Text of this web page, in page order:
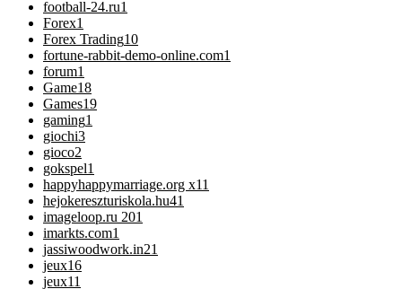
football-24.ru1
Forex1
Forex Trading10
fortune-rabbit-demo-online.com1
forum1
Game18
Games19
gaming1
giochi3
gioco2
gokspel1
happyhappymarriage.org x11
hejokereszturiskola.hu41
imageloop.ru 201
imarkts.com1
jassiwoodwork.in21
jeux16
jeux11